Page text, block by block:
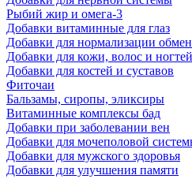
Рыбий жир и омега-3
Добавки витаминные для глаз
Добавки для нормализации
Добавки для кожи, волос и ногтей
Добавки для костей и суставов
Фиточаи
Бальзамы, сиропы, эликсиры
Витаминные комплексы бад
Добавки при заболевании вен
Добавки для мочеполовой
Добавки для мужского здоровья
Добавки для улучшения памяти